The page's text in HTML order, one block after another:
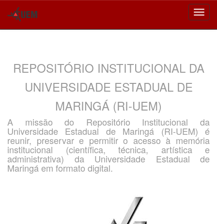
REPOSITÓRIO INSTITUCIONAL DA
UNIVERSIDADE ESTADUAL DE
MARINGÁ (RI-UEM)
A missão do Repositório Institucional da
Universidade Estadual de Maringá (RI-UEM) é
reunir, preservar e permitir o acesso à memória
institucional (científica, técnica, artística e
administrativa) da Universidade Estadual de
Maringá em formato digital.